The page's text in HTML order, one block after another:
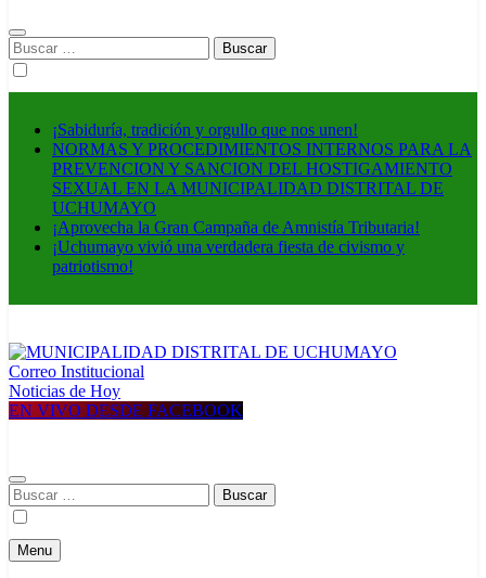
Buscar:
¡Sabiduría, tradición y orgullo que nos unen!
NORMAS Y PROCEDIMIENTOS INTERNOS PARA LA
PREVENCION Y SANCION DEL HOSTIGAMIENTO
SEXUAL EN LA MUNICIPALIDAD DISTRITAL DE
UCHUMAYO
¡Aprovecha la Gran Campaña de Amnistía Tributaria!
¡Uchumayo vivió una verdadera fiesta de civismo y
patriotismo!
MUNICIPALIDAD DISTRITAL DE UCHUMAYO
Construyendo una nueva Historia
Correo Institucional
Noticias de Hoy
EN VIVO DESDE FACEBOOK
Buscar:
Menu